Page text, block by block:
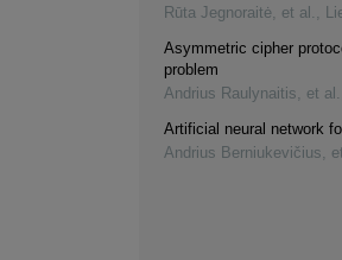
Rūta Jegnoraitė, et al. ,
Asymmetric cipher
problem
Andrius Raulynaitis, et al.
Artificial neural network
Andrius Berniukevičius,